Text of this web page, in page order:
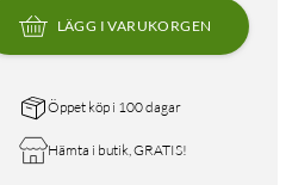
LÄGG I VARUKORGEN
Öppet köp i 100 dagar
Hämta i butik, GRATIS!